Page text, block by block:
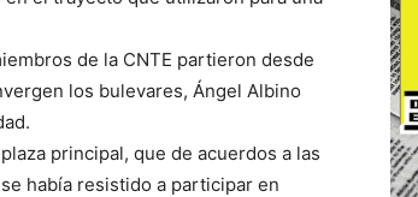
de la CNTE partieron desde
los bulevares, Ángel Albino
principal, que de acuerdos a las
había resistido a participar en